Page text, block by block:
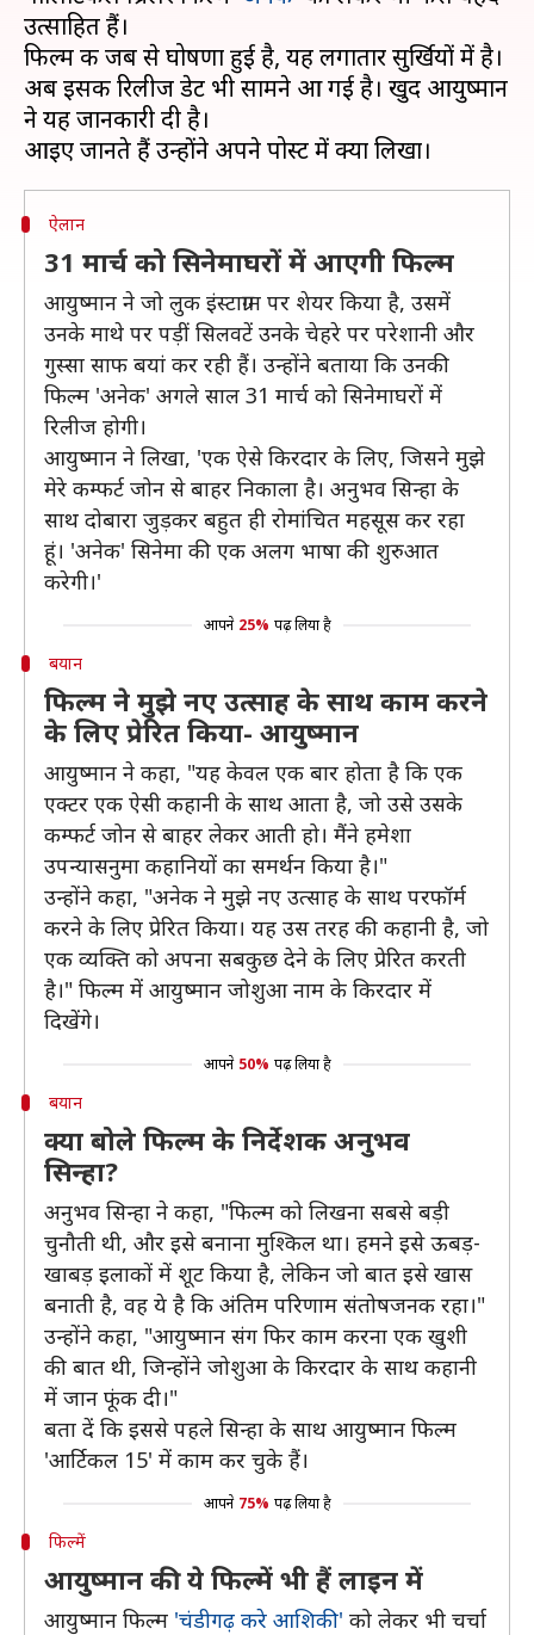
उत्साहित हैं।
फिल्म की जब से घोषणा हुई है, यह लगातार सुर्खियों में है।
अब इसकी रिलीज डेट भी सामने आ गई है। खुद आयुष्मान
ने यह जानकारी दी है।
ऐलान
31 मार्च को सिनेमाघरों में आएगी फिल्म
आयुष्मान ने जो लुक इंस्टाग्राम पर शेयर किया है, उसमें
उनके माथे पर पड़ीं सिलवटें उनके चेहरे पर परेशानी और
गुस्सा साफ बयां कर रही हैं। उन्होंने बताया कि उनकी
फिल्म 'अनेक' अगले साल 31 मार्च को सिनेमाघरों में
रिलीज होगी।
आयुष्मान ने लिखा, 'एक ऐसे किरदार के लिए, जिसने मुझे
मेरे कम्फर्ट जोन से बाहर निकाला है। अनुभव सिन्हा के
साथ दोबारा जुड़कर बहुत ही रोमांचित महसूस कर रहा
हूं। 'अनेक' सिनेमा की एक अलग भाषा की शुरुआत
करेगी।'
आपने 25% पढ़ लिया है
बयान
फिल्म ने मुझे नए उत्साह के साथ काम करने
के लिए प्रेरित किया- आयुष्मान
आयुष्मान ने कहा, "यह केवल एक बार होता है कि एक
एक्टर एक ऐसी कहानी के साथ आता है, जो उसे उसके
कम्फर्ट जोन से बाहर लेकर आती हो। मैंने हमेशा
उपन्यासनुमा कहानियों का समर्थन किया है।"
उन्होंने कहा, "अनेक ने मुझे नए उत्साह के साथ परफॉर्म
करने के लिए प्रेरित किया। यह उस तरह की कहानी है, जो
एक व्यक्ति को अपना सबकुछ देने के लिए प्रेरित करती
है।" फिल्म में आयुष्मान जोशुआ नाम के किरदार में
दिखेंगे।
आपने 50% पढ़ लिया है
बयान
क्या बोले फिल्म के निर्देशक अनुभव
सिन्हा?
अनुभव सिन्हा ने कहा, "फिल्म को लिखना सबसे बड़ी
चुनौती थी, और इसे बनाना मुश्किल था। हमने इसे ऊबड़-
खाबड़ इलाकों में शूट किया है, लेकिन जो बात इसे खास
बनाती है, वह ये है कि अंतिम परिणाम संतोषजनक रहा।"
उन्होंने कहा, "आयुष्मान संग फिर काम करना एक खुशी
की बात थी, जिन्होंने जोशुआ के किरदार के साथ कहानी
में जान फूंक दी।"
बता दें कि इससे पहले सिन्हा के साथ आयुष्मान फिल्म
'आर्टिकल 15' में काम कर चुके हैं।
आपने 75% पढ़ लिया है
फिल्में
आयुष्मान की ये फिल्में भी हैं लाइन में
आयुष्मान फिल्म 'चंडीगढ़ करे आशिकी' को लेकर भी चर्चा